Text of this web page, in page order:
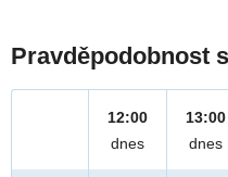
Pravděpodobnost
12:00
dnes
13:00
dnes